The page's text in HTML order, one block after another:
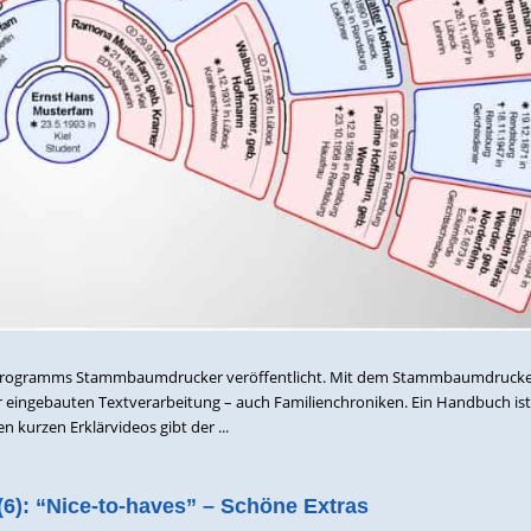
Stammbaumdrucker veröffentlicht. Mit dem
Textverarbeitung – auch Familienchroniken. Ein Handbuch
kurzen Erklärvideos gibt der ...
“Nice-to-haves” – Schöne Extras